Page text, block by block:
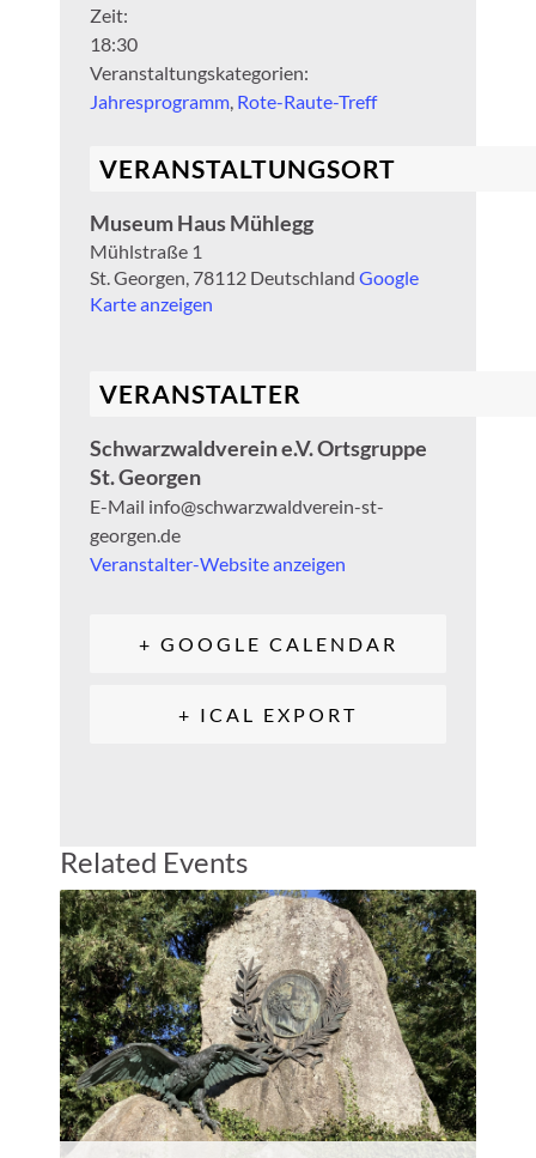
Zeit:
18:30
Veranstaltungskategorien:
Jahresprogramm, Rote-Raute-Treff
VERANSTALTUNGSORT
Museum Haus Mühlegg
Mühlstraße 1
St. Georgen, 78112 Deutschland Google
Karte anzeigen
VERANSTALTER
Schwarzwaldverein e.V. Ortsgruppe
St. Georgen
E-Mail info@schwarzwaldverein-st-
georgen.de
Veranstalter-Website anzeigen
+ GOOGLE CALENDAR
+ ICAL EXPORT
Related Events